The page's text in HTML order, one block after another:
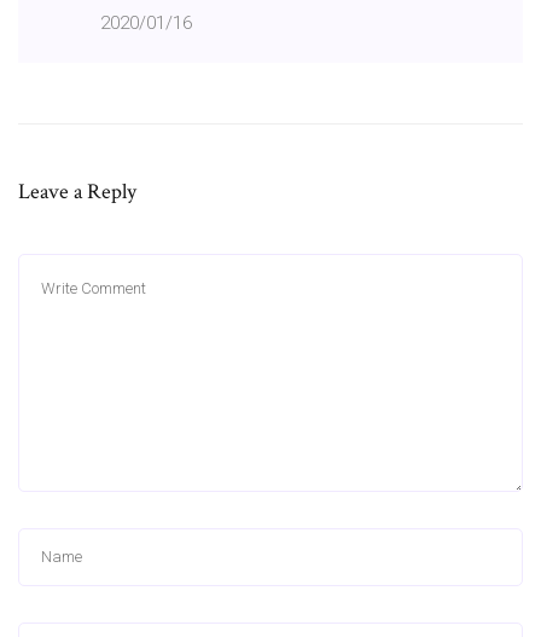
2020/01/16
Leave a Reply